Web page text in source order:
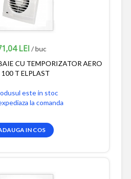
LEI / buc
CU TEMPORIZATOR AERO
100 T ELPLAST
este in stoc
la comanda
IN COS